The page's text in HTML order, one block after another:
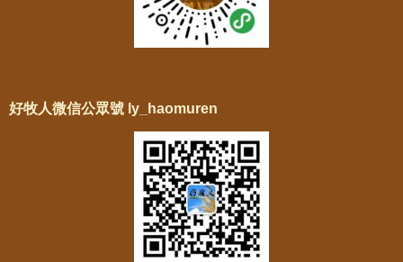
好牧人微信公眾號 ly_haomuren